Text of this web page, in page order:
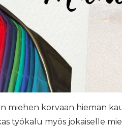
miehen korvaan hieman
työkalu myös jokaiselle